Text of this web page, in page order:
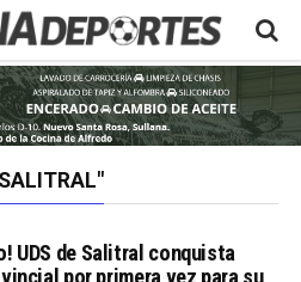
UDS de Salitral conquista
por primera vez para su